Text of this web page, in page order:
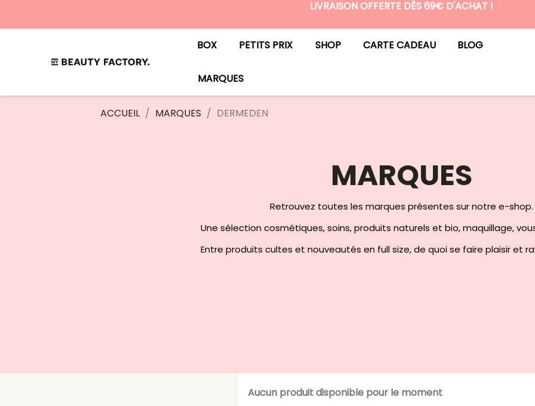
LIVRAISON OFFERTE DÈS 69€ D'ACHAT !
BOX PETITS PRIX SHOP CARTE CADEAU BLOG
MARQUES
ACCUEIL MARQUES DERMEDEN
MARQUES
Retrouvez toutes les marques présentes sur notre e-shop.
Une sélection cosmétiques, soins, produits naturels et bio, maquillage,
Entre produits cultes et nouveautés en full size, de quoi se faire plaisir et
Aucun produit disponible pour le moment